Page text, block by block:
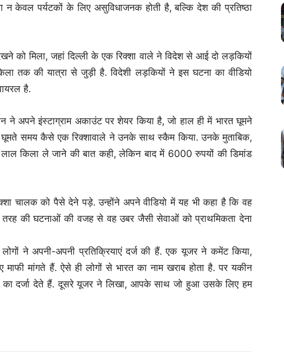
केवल पर्यटकों के लिए असुविधाजनक होती है, बल्कि देश की प्रतिष्ठा
को मिला, जहां दिल्ली के एक रिक्शा वाले ने विदेश से आई दो लड़कियों
तक की यात्रा से जुड़ी है. विदेशी लड़कियों ने इस घटना का वीडियो
है.
ने अपने इंस्टाग्राम अकाउंट पर शेयर किया है, जो हाल ही में भारत घूमने
घूमते समय कैसे एक रिक्शावाले ने उनके साथ स्कैम किया. उनके मुताबिक,
किला ले जाने की बात कही, लेकिन बाद में 6000 रुपयों की डिमांड
चालक को पैसे देने पड़े. उन्होंने अपने वीडियो में यह भी कहा है कि वह
की घटनाओं की वजह से वह उबर जैसी सेवाओं को प्राथमिकता देना
ने अपनी-अपनी प्रतिक्रियाएं दर्ज की हैं. एक यूजर ने कमेंट किया,
मांगते हैं. ऐसे ही लोगों से भारत का नाम खराब होता है. पर यकीन
का दर्जा देते हैं. दूसरे यूजर ने लिखा, आपके साथ जो हुआ उसके लिए हम